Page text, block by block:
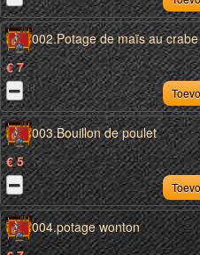
002.Potage de maïs au crabe
€ 7
003.Bouillon de poulet
€ 5
004.potage wonton